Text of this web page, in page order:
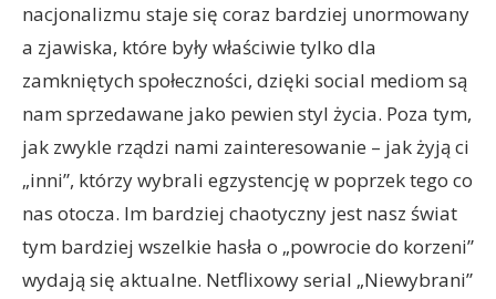
nacjonalizmu staje się coraz bardziej unormowany
a zjawiska, które były właściwie tylko dla
zamkniętych społeczności, dzięki social mediom są
nam sprzedawane jako pewien styl życia. Poza tym,
jak zwykle rządzi nami zainteresowanie – jak żyją ci
„inni”, którzy wybrali egzystencję w poprzek tego co
nas otocza. Im bardziej chaotyczny jest nasz świat
tym bardziej wszelkie hasła o „powrocie do korzeni”
wydają się aktualne. Netflixowy serial „Niewybrani”